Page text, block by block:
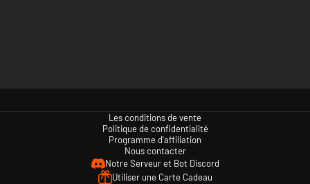
Les conditions de vente
Politique de confidentialité
Programme d'affiliation
Nous contacter
Notre Serveur et Bot Discord
Utiliser une Carte Cadeau